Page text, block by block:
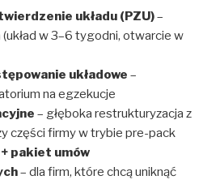
układu (PZU)–
w 3–6 tygodni, otwarcie w
układowe –
na egzekucje
– głęboka restrukturyzacja z
części firmy w trybie pre-pack
pakiet umów
– dla firm, które chcą uniknąć